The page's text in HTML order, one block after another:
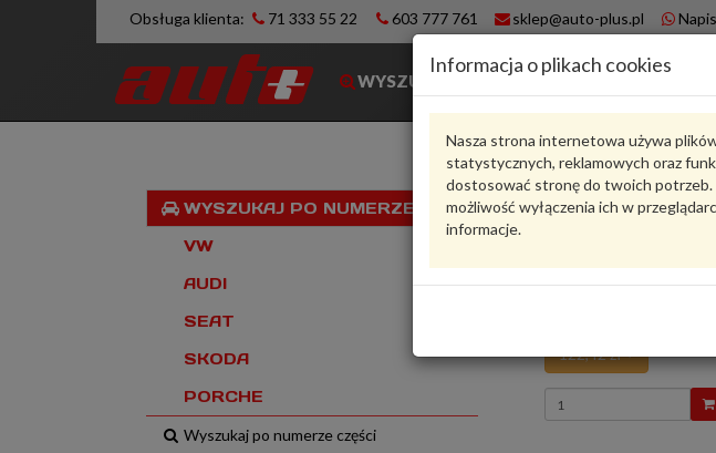
Obsługa klienta: 71 333 55 22 603 777 761 sklep@auto-plus.pl
WYSZUKIWARKA
Informacja o plikach cookies
Nasza strona internetowa używa
statystycznych, reklamowych oraz
dostosować stronę do twoich potrzeb.
możliwość wyłączenia ich w
informacje.
WYSZUKAJ PO NUMERZE VIN
VW
AUDI
SEAT
SKODA
PORCHE
Wyszukaj po numerze części
Karta
VAG - produkt oryginalny VW
122,42 zł
Wprowadź
ilość